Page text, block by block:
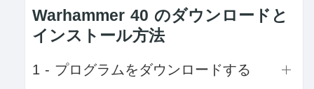
Warhammer 40 のダウンロードと
インストール方法
1 - プログラムをダウンロードする